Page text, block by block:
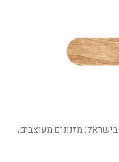
מזנונים מעוצבים,